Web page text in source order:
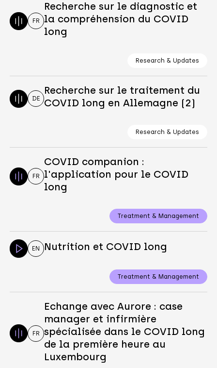
FR
Recherche sur le diagnostic et
la compréhension du COVID
long
Research & Updates
DE
Recherche sur le traitement du
COVID long en Allemagne (2)
Research & Updates
FR
COVID companion :
l'application pour le COVID
long
Treatment & Management
EN Nutrition et COVID long
Treatment & Management
FR
Echange avec Aurore : case
manager et infirmière
spécialisée dans le COVID long
de la première heure au
Luxembourg